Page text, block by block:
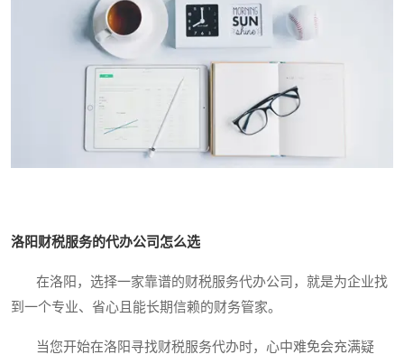
洛阳财税服务的代办公司怎么选
在洛阳，选择一家靠谱的财税服务代办公司，就是为企业找
到一个专业、省心且能长期信赖的财务管家。
当您开始在洛阳寻找财税服务代办时，心中难免会充满疑